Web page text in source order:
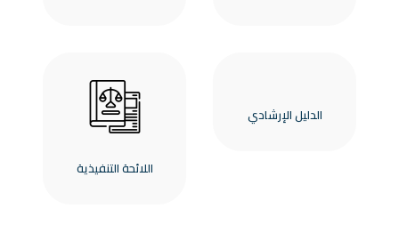
الدليل الإرشادي
اللائحة التنفيذية